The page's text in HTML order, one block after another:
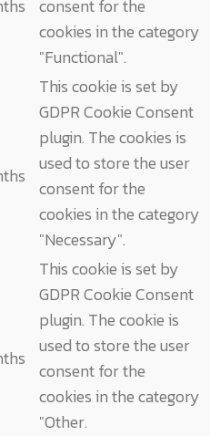
consent for the
cookies in the category
"Functional".
This cookie is set by
GDPR Cookie Consent
plugin. The cookies is
used to store the user
consent for the
cookies in the category
"Necessary".
This cookie is set by
GDPR Cookie Consent
plugin. The cookie is
used to store the user
consent for the
cookies in the category
"Other.